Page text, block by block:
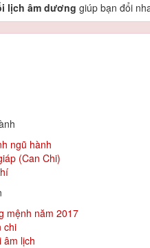
lịch âm dương giúp bạn đổi
ngũ hành
(Can Chi)
mệnh năm 2017
chi
âm lịch